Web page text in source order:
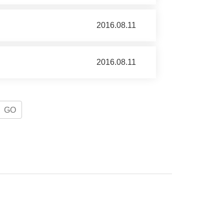
2016.08.11
2016.08.11
GO